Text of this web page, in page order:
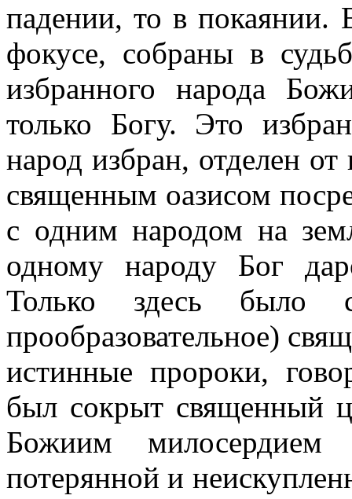
падении, то в покаянии.
фокусе, собраны в
избранного народа
только Богу. Это
народ избран, отделен
священным оазисом
с одним народом на
одному народу Бог
Только здесь было
прообразовательное)
истинные пророки,
был сокрыт священный
Божиим
потерянной и